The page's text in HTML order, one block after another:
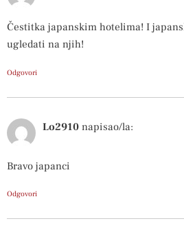
Čestitka japanskim hotelima! I
ugledati na njih!
Odgovori
Lo2910 napisao/la:
Bravo japanci
Odgovori